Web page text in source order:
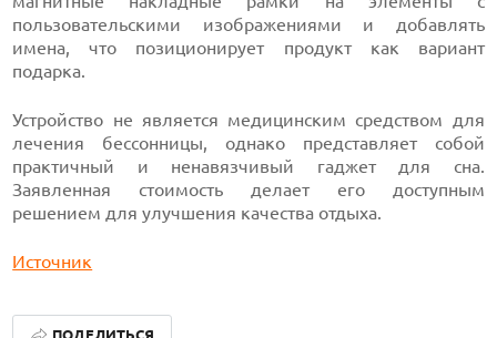
пользовательскими изображениями и добавлять
имена, что позиционирует продукт как вариант
подарка.
Устройство не является медицинским средством для
лечения бессонницы, однако представляет собой
практичный и ненавязчивый гаджет для сна.
Заявленная стоимость делает его доступным
решением для улучшения качества отдыха.
Источник